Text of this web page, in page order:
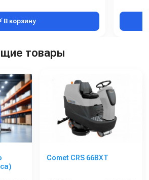
В корзину
товары
Comet CRS 66BXT